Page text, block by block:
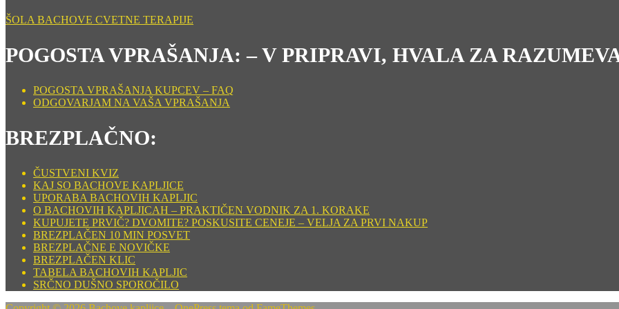
ŠOLA BACHOVE CVETNE TERAPIJE
POGOSTA VPRAŠANJA: – V PRIPRAVI, HVALA ZA
POGOSTA VPRAŠANJA KUPCEV – FAQ
ODGOVARJAM NA VAŠA VPRAŠANJA
BREZPLAČNO:
ČUSTVENI KVIZ
KAJ SO BACHOVE KAPLJICE
UPORABA BACHOVIH KAPLJIC
O BACHOVIH KAPLJICAH – PRAKTIČEN VODNIK ZA 1. KORAKE
KUPUJETE PRVIČ? DVOMITE? POSKUSITE CENEJE – VELJA ZA PRVI NAKUP
BREZPLAČEN 10 MIN POSVET
BREZPLAČNE E NOVIČKE
BREZPLAČEN KLIC
TABELA BACHOVIH KAPLJIC
SRČNO DUŠNO SPOROČILO